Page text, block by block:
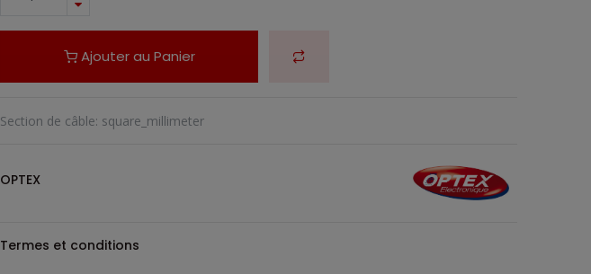
Ajouter au Panier
Section de câble: square_millimeter
OPTEX
Termes et conditions